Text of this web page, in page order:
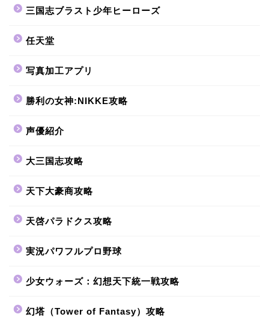
三国志ブラスト少年ヒーローズ
任天堂
写真加工アプリ
勝利の女神:NIKKE攻略
声優紹介
大三国志攻略
天下大豪商攻略
天啓パラドクス攻略
実況パワフルプロ野球
少女ウォーズ：幻想天下統一戦攻略
幻塔（Tower of Fantasy）攻略